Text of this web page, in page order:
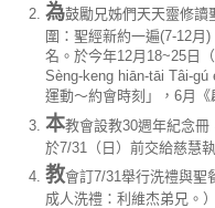
為鼓勵兄姊們天天靈修讀
圍：聖經新約一遍(7-12月
名。於今年12月18~25日
Sèng-keng hiān-tāi Tâi-
運動～約會時刻」，6月《
本教會設教30週年紀念
於7/31（日）前交給慈慧
教會訂7/31舉行洗禮與聖
成人洗禮：利維杰弟兄。）